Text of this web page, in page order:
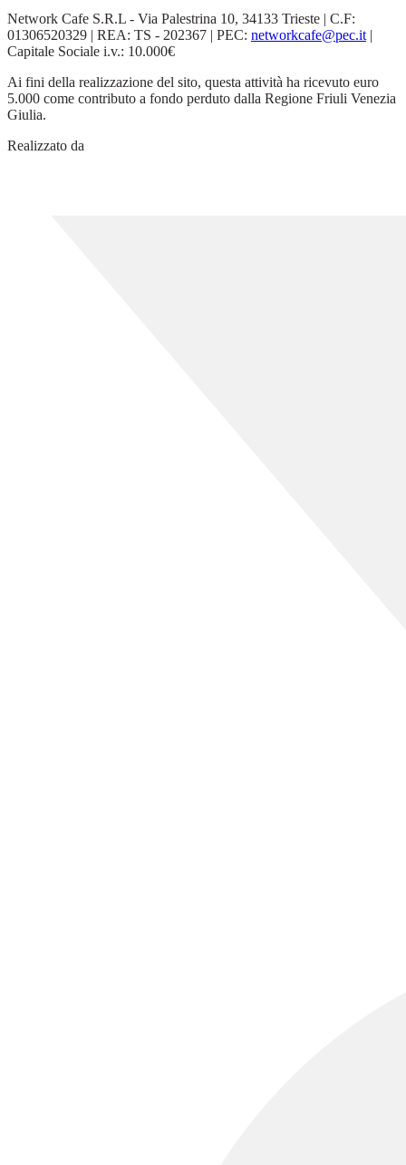
Network Cafe S.R.L - Via Palestrina 10, 34133 Trieste | C.F:
01306520329 | REA: TS - 202367 | PEC: networkcafe@pec.it|
Capitale Sociale i.v.: 10.000€
Ai fini della realizzazione del sito, questa attività ha ricevuto euro
5.000 come contributo a fondo perduto dalla Regione Friuli Venezia
Giulia.
Realizzato da